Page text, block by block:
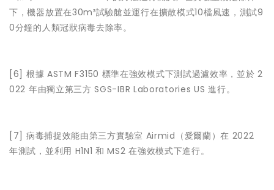
下，機器放置在30m³試驗艙並運行在擴散模式10檔風速，測試9
0分鐘的人類冠狀病毒去除率。
[6]
根據 ASTM F3150 標準在強效模式下測試過濾效率，並於 2
022 年由獨立第三方 SGS-IBR Laboratories US 進行。
[7]
病毒捕捉效能由第三方實驗室 Airmid（愛爾蘭）在 2022
年測試，並利用 H1N1 和 MS2 在強效模式下進行。